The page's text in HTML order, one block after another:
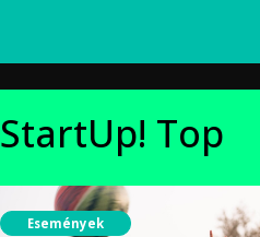
StartUp! Top
Események